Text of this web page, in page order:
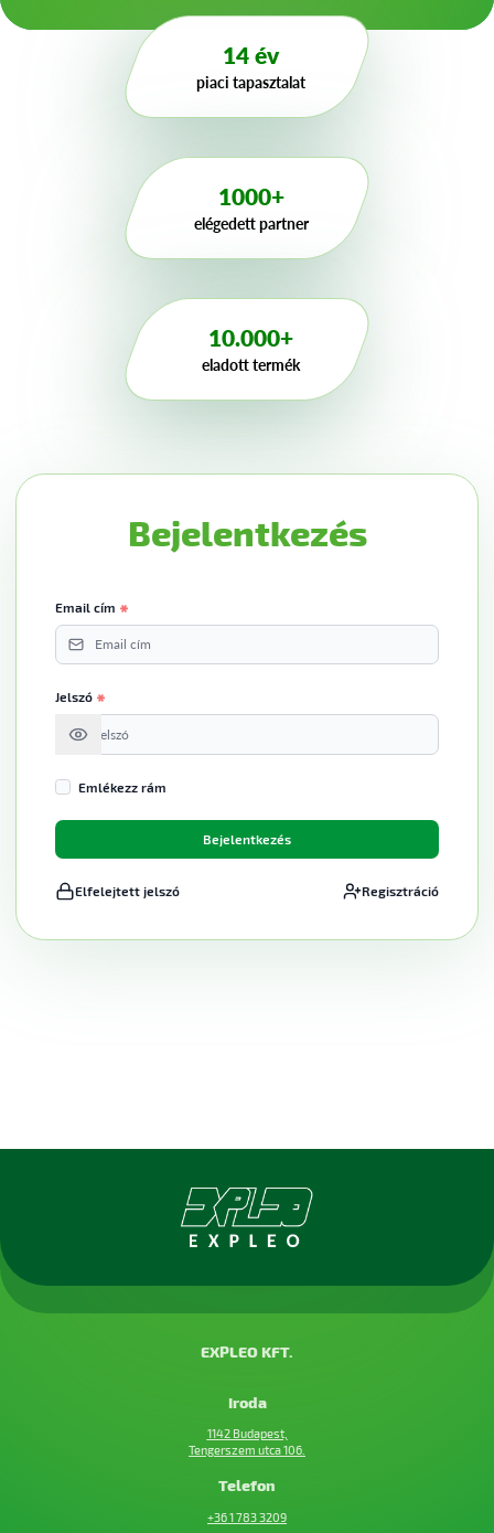
14 év
piaci tapasztalat
1000+
elégedett partner
10.000+
eladott termék
Bejelentkezés
Email cím
Jelszó
Emlékezz rám
Bejelentkezés
Elfelejtett jelszó Regisztráció
EXPLEO KFT.
Iroda
1142 Budapest,
Tengerszem utca 106
Telefon
+36 1 783 3209